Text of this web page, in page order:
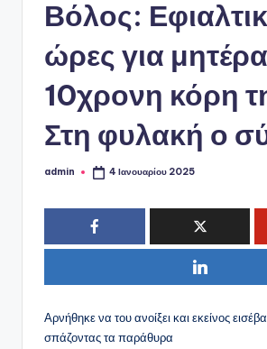
Βόλος:
ώρες για
10χρονη κόρη
Στη φυλακή ο
Συγγραφέας:
admin 4 Ιανουαρίου 2025
Αρνήθηκε να του ανοίξει και εκείνος
σπάζοντας τα παράθυρα